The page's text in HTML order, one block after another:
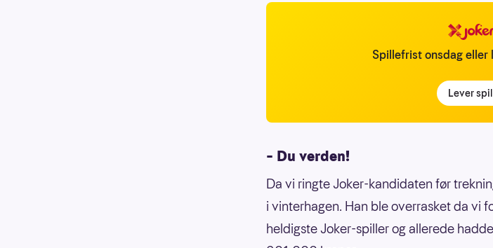
Spillefrist onsdag eller
Lever
– Du verden!
Da vi ringte Joker-kandidaten før
i vinterhagen. Han ble overrasket da vi
heldigste Joker-spiller og allerede